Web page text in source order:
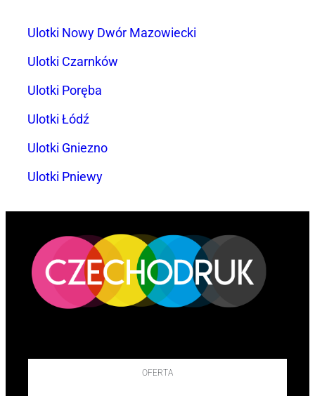
Ulotki Nowy Dwór Mazowiecki
Ulotki Czarnków
Ulotki Poręba
Ulotki Łódź
Ulotki Gniezno
Ulotki Pniewy
OFERTA